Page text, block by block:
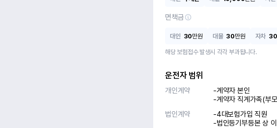
면책금
대인 30만원 대물 30만원 자차 30
해당 보험접수 발생시 각각 부과됩니다.
운전자 범위
개인계약
-계약자 본인
-계약자 직계가족(부
법인계약
-4대보험가입 직원
-법인등기부등본 상